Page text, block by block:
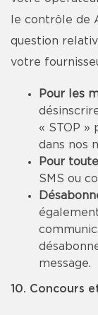
le contrôle de
question
votre
Pour les
« STOP »
dans nos
Pour
SMS ou
message.
10. Concours